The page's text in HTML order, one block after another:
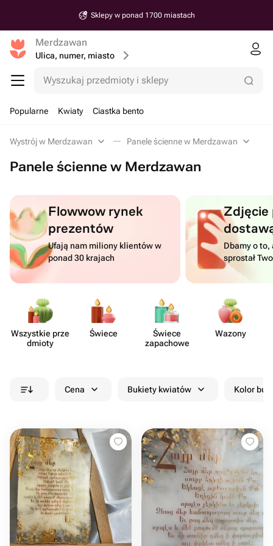
Sklepy w ponad 1700 miastach
Merdzawan
Ulica, numer, miasto
Wyszukaj przedmioty i sklepy
Popularne Kwiaty Ciastka bento
Wystrój w Merdzawan Panele ścienne w Merdzawan
Panele ścienne w Merdzawan
Flowwow rynek
prezentów
Ufają nam miliony klientów w
ponad 30 krajach
Dbamy o to,
sprostał
Wszystkie prze​
dmioty
Świece
Świece
zapachowe
Wazony
Cena Bukiety kwiatów Kolor